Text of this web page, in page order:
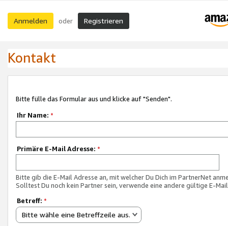
Anmelden oder Registrieren
Kontakt
Bitte fülle das Formular aus und klicke auf "Senden".
Ihr Name: *
Primäre E-Mail Adresse: *
Bitte gib die E-Mail Adresse an, mit welcher Du Dich im PartnerNet
Solltest Du noch kein Partner sein, verwende eine andere gültige E-
Betreff: *
Bitte wähle eine Betreffzeile aus.